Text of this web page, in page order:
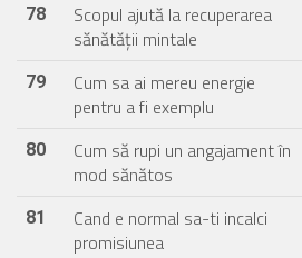
78
Scopul ajută la recuperarea
sănătății mintale
79
Cum sa ai mereu energie
pentru a fi exemplu
80
Cum să rupi un angajament în
mod sănătos
81
Cand e normal sa-ti incalci
promisiunea